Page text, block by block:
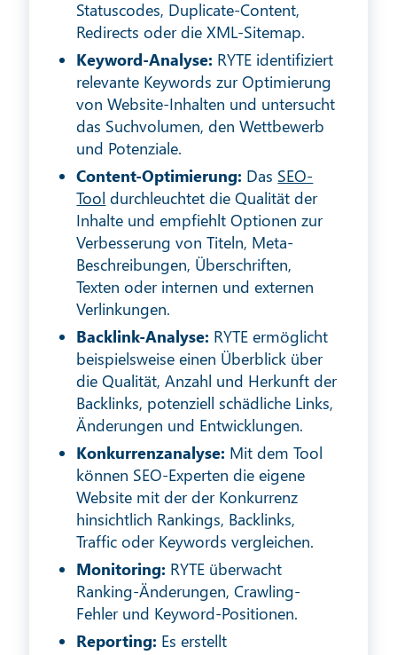
Statuscodes, Duplicate-Content,
Redirects oder die XML-Sitemap.
Keyword-Analyse: RYTE identifiziert
relevante Keywords zur Optimierung
von Website-Inhalten und untersucht
das Suchvolumen, den Wettbewerb
und Potenziale.
Content-Optimierung: Das SEO-
Tool durchleuchtet die Qualität der
Inhalte und empfiehlt Optionen zur
Verbesserung von Titeln, Meta-
Beschreibungen, Überschriften,
Texten oder internen und externen
Verlinkungen.
Backlink-Analyse: RYTE ermöglicht
beispielsweise einen Überblick über
die Qualität, Anzahl und Herkunft der
Backlinks, potenziell schädliche Links,
Änderungen und Entwicklungen.
Konkurrenzanalyse: Mit dem Tool
können SEO-Experten die eigene
Website mit der der Konkurrenz
hinsichtlich Rankings, Backlinks,
Traffic oder Keywords vergleichen.
Monitoring: RYTE überwacht
Ranking-Änderungen, Crawling-
Fehler und Keyword-Positionen.
Reporting: Es erstellt